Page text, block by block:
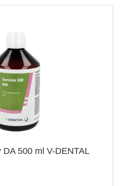
DA 500 ml V-DENTAL